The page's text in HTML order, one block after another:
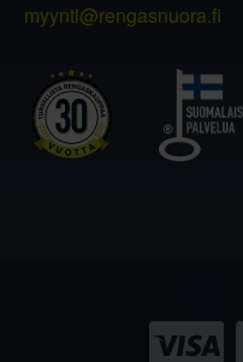
myynti@rengasnuora.fi